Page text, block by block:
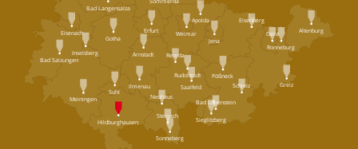
Inselsberg
Sieglitzberg
Bad Lobenstein
Remda
Ronneburg
Steinach
Sonneberg
Neuhaus
Hildburghausen
Greiz
Schleiz
Pößneck
Saalfeld
Rudolstadt
Arnstadt
Ilmenau
Suhl
Meiningen
Bad Salzungen
Altenburg
Gera
Eisenberg
Jena
Apolda
Weimar
Erfurt
Gotha
Eisenach
Bad Langensalza